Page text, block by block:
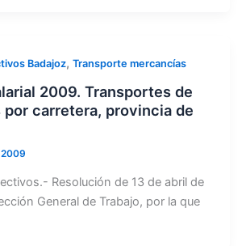
Badajoz, Transporte mercancías
2009. Transportes de
por carretera, provincia de
Resolución de 13 de abril de
General de Trabajo, por la que